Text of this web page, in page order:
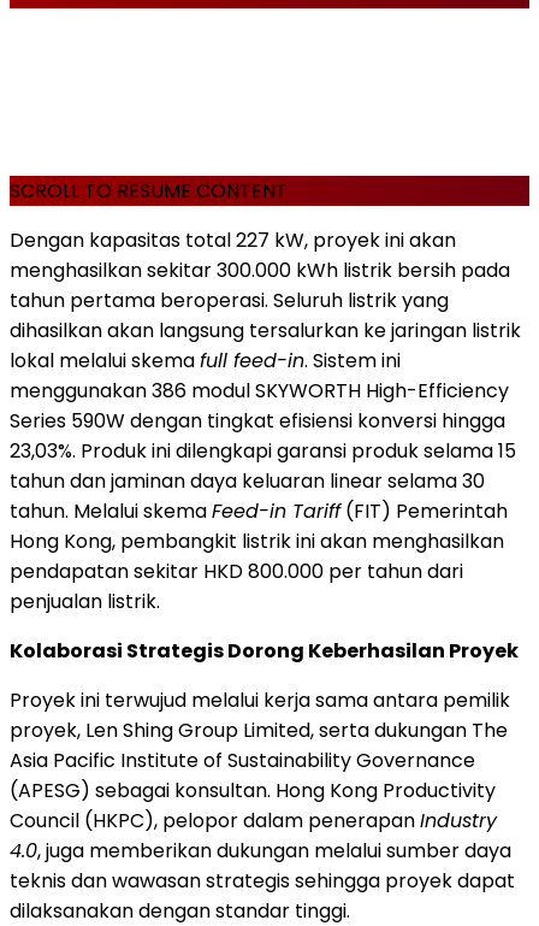
SCROLL TO RESUME CONTENT
Dengan kapasitas total 227 kW, proyek ini akan
menghasilkan sekitar 300.000 kWh listrik bersih pada
tahun pertama beroperasi. Seluruh listrik yang
dihasilkan akan langsung tersalurkan ke jaringan listrik
lokal melalui skemafull feed-in. Sistem ini
menggunakan 386 modul SKYWORTH High-Efficiency
Series 590W dengan tingkat efisiensi konversi hingga
23,03%. Produk ini dilengkapi garansi produk selama 15
tahun dan jaminan daya keluaran linear selama 30
tahun. Melalui skemaFeed-in Tariff(FIT) Pemerintah
Hong Kong, pembangkit listrik ini akan menghasilkan
pendapatan sekitar HKD 800.000 per tahun dari
penjualan listrik.
Kolaborasi Strategis Dorong Keberhasilan Proyek
Proyek ini terwujud melalui kerja sama antara pemilik
proyek, Len Shing Group Limited, serta dukungan The
Asia Pacific Institute of Sustainability Governance
(APESG) sebagai konsultan. Hong Kong Productivity
Council (HKPC), pelopor dalam penerapanIndustry
4.0, juga memberikan dukungan melalui sumber daya
teknis dan wawasan strategis sehingga proyek dapat
dilaksanakan dengan standar tinggi.